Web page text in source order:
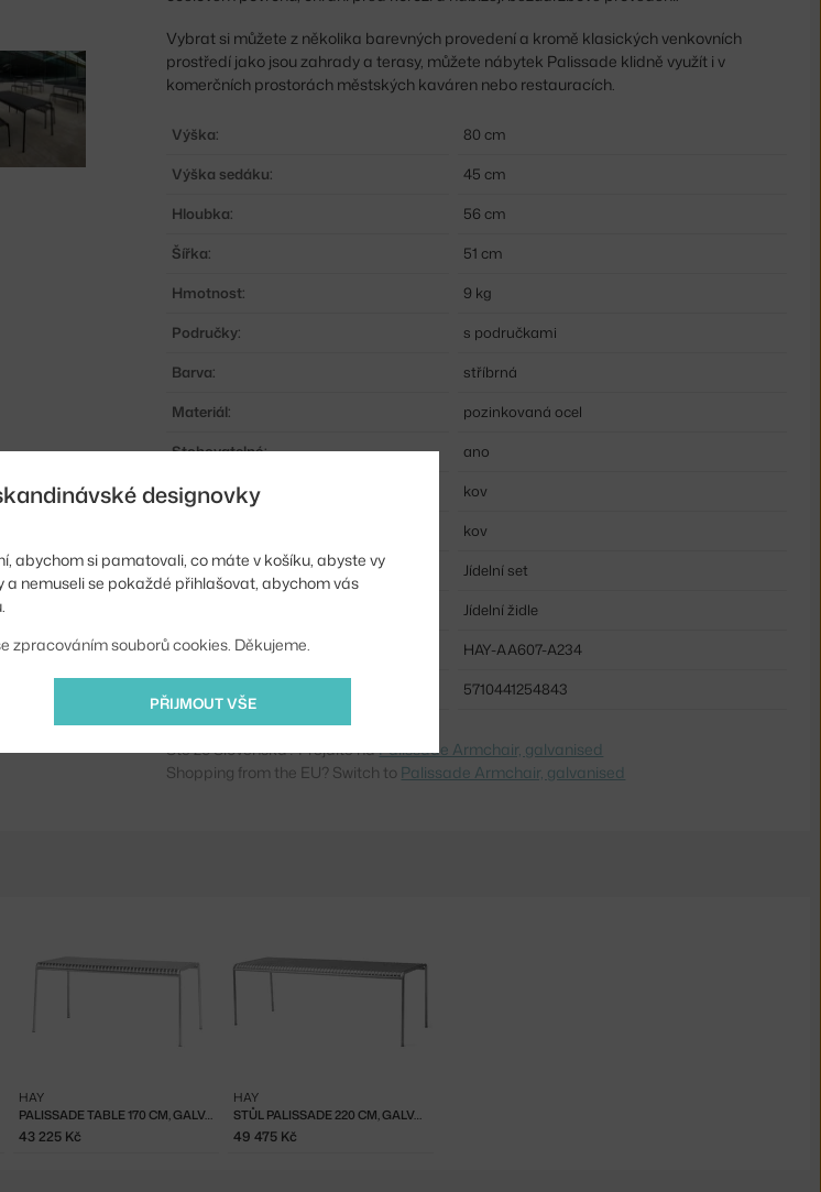
Vybrat si můžete z několika barevných provedení a kromě klasických venkovních
prostředí jako jsou zahrady a terasy, můžete nábytek Palissade klidně využít i v
komerčních prostorách městských kaváren nebo restauracích.
Výška:
80 cm
Výška sedáku:
45 cm
Hloubka:
56 cm
Šířka:
51 cm
Hmotnost:
9 kg
Područky:
s područkami
Barva:
stříbrná
Materiál:
pozinkovaná ocel
Stohovatelné:
ano
Sedák:
kov
kov
Vhodné pro:
Jídelní set
Jídelní židle
Kód produktu
HAY-AA607-A234
5710441254843
Ste zo Slovenska? Prejdite naPalissade Armchair, galvanised
Shopping from the EU? Switch to Palissade Armchair, galvanised
PALISSADE TABLE 170 CM, GALVANISED
HAY
43 225 Kč
STŮL PALISSADE 220 CM, GALVANISED
HAY
49 475 Kč
designovky
abychom si pamatovali, co máte v košíku, abyste vy
nemuseli se pokaždé přihlašovat, abychom vás
zpracováním souborů cookies. Děkujeme.
PŘIJMOUT VŠE